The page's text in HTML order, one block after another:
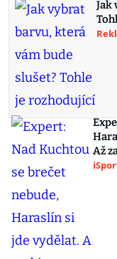
Jak
Až